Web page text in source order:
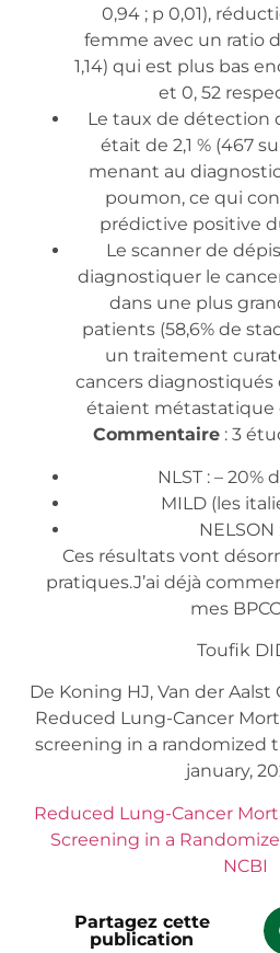
0,94 ; p 0,01),
femme avec un ratio
1,14) qui est plus bas
et 0, 52
Le taux de détection
était de 2,1 % (467
menant au
poumon, ce qui
prédictive positive
Le scanner de
diagnostiquer le
dans une plus
patients (58,6% de
un traitement
cancers diagnostiqués
étaient métastatique
Commentaire: 3
NLST : – 20%
MILD (les
NELSON
Ces résultats vont
pratiques.J’ai déjà
mes
Toufik
De Koning HJ, Van der Aalst
Reduced Lung-Cancer
screening in a randomized
january,
Reduced Lung-Cancer
Screening in a
NCBI
Partagez cette
publication